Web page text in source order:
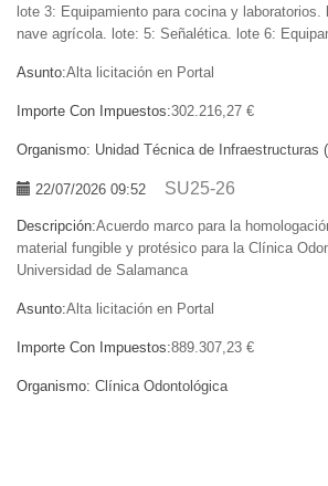
lote 3: Equipamiento para cocina y laboratorios.
nave agrícola. lote: 5: Señalética. lote 6:
Asunto:Alta licitación en Portal
Importe Con Impuestos:302.216,27 €
Organismo: Unidad Técnica de Infraestructuras
22/07/2026 09:52 SU25-26
Descripción:Acuerdo marco para la
material fungible y protésico para la Clínica
Universidad de Salamanca
Asunto:Alta licitación en Portal
Importe Con Impuestos:889.307,23 €
Organismo: Clínica Odontológica